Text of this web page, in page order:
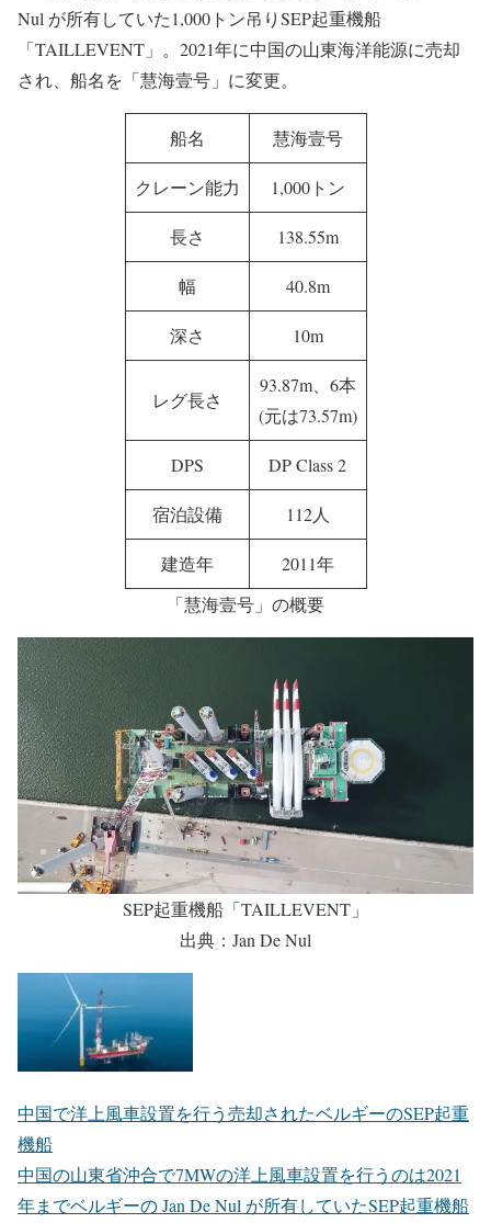
Nul が所有していた1,000トン吊りSEP起重機船
「TAILLEVENT」。2021年に中国の山東海洋能源に売却
され、船名を「慧海壹号」に変更。
船名 慧海壹号
クレーン能力 1,000トン
長さ 138.55m
幅 40.8m
深さ 10m
レグ長さ
93.87m、6本
(元は73.57m)
DPS DP Class 2
宿泊設備 112人
建造年
2011年
「慧海壹号」の概要
SEP起重機船「TAILLEVENT」
出典：Jan De Nul
中国で洋上風車設置を行う売却されたベルギーのSEP起重
機船
中国の山東省沖合で7MWの洋上風車設置を行うのは2021
年までベルギーの Jan De Nul が所有していたSEP起重機船